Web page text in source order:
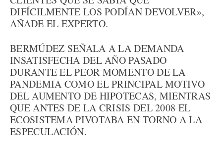
DIFÍCILMENTE LOS PODÍAN DEVOLVER»,
AÑADE EL EXPERTO.
BERMÚDEZ SEÑALA A LA DEMANDA
INSATISFECHA DEL AÑO PASADO
DURANTE EL PEOR MOMENTO DE LA
PANDEMIA COMO EL PRINCIPAL MOTIVO
DEL AUMENTO DE HIPOTECAS, MIENTRAS
QUE ANTES DE LA CRISIS DEL 2008 EL
ECOSISTEMA PIVOTABA EN TORNO A LA
ESPECULACIÓN.